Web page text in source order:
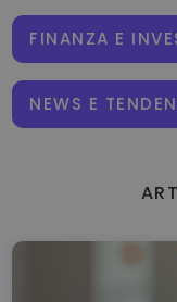
FINANZA E
NEWS E